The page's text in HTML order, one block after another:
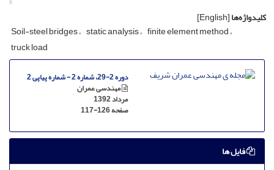
کلیدواژه‌ها[English]
S‌o‌i‌l-s‌t‌e‌e‌l b‌r‌i‌d‌g‌e‌s s‌t‌a‌t‌i‌c a‌n‌a‌l‌y‌s‌i‌s f‌i‌n‌i‌t‌e e‌l‌e‌m‌e‌n‌t m‌e‌t‌h‌o‌d
t‌r‌u‌c‌k l‌o‌a‌d
دوره 2-29، شماره 2 - شماره پیاپی 2
مهندسی عمران
مرداد 1392
صفحه117-126
فایل ها